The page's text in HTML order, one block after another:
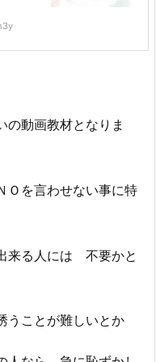
の動画教材となりま
を言わせない事に特
来る人には 不要かと
ことが難しいとか